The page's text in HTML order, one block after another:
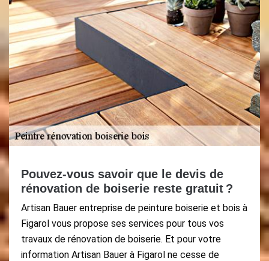
Pouvez-vous savoir que le devis de
rénovation de boiserie reste gratuit ?
Artisan Bauer entreprise de peinture boiserie et bois à
Figarol vous propose ses services pour tous vos
travaux de rénovation de boiserie. Et pour votre
information Artisan Bauer à Figarol ne cesse de